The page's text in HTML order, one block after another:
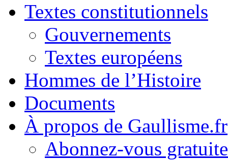
Textes constitutionnels
Gouvernements
Textes européens
Hommes de l’Histoire
Documents
À propos de Gaullisme.fr
Abonnez-vous